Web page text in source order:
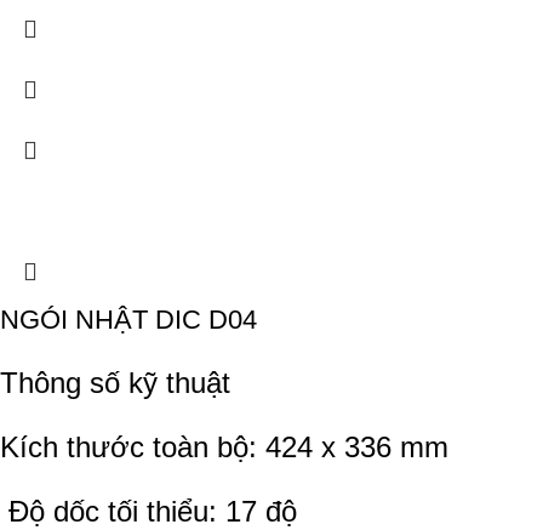
NGÓI NHẬT DIC D04
Thông số kỹ thuật
Kích thước toàn bộ: 424 x 336 mm
Độ dốc tối thiểu: 17 độ